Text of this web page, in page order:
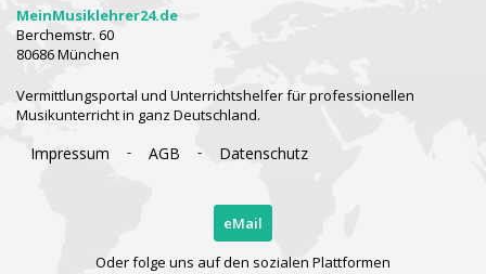
MeinMusiklehrer24.de
Berchemstr. 60
80686 München
Vermittlungsportal und Unterrichtshelfer für professionellen
Musikunterricht in ganz Deutschland.
Impressum - AGB - Datenschutz
eMail
Oder folge uns auf den sozialen Plattformen